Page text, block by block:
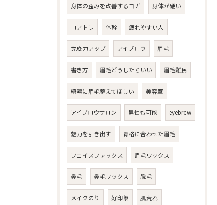
身体の歪みを改善するヨガ 身体が硬い
コアトレ 体幹 疲れやすい人
免疫力アップ アイブロウ 眉毛
書き方 眉毛どうしたらいい 眉毛難民
綺麗に眉毛整えてほしい 美容室
アイブロウサロン 男性も可能 eyebrow
魅力を引き出す 骨格に合わせた眉毛
フェイスファックス 眉毛ワックス
鼻毛 鼻毛ワックス 脱毛
メイクのり 好印象 肌荒れ